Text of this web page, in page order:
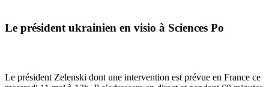
Le président ukrainien en visio à Sciences Po
Le président Zelenski dont une intervention est prévue en France ce